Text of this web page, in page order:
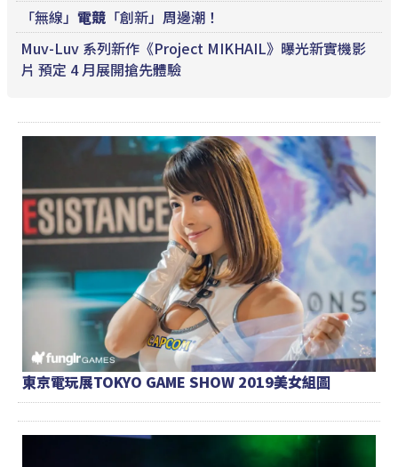
「無線」 電競 「創新」周邊潮！
Muv-Luv 系列新作《Project MIKHAIL》曝光新實機影
片 預定 4 月展開搶先體驗
東京電玩展TOKYO GAME SHOW 2019美女組圖